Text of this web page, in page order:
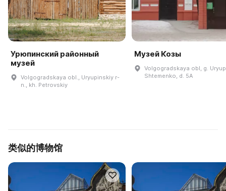
Урюпинский районный
музей
Volgogradskaya obl., Uryupinskiy r-
n., kh. Petrovskiy
Музей Козы
Volgogradskaya obl, g.
Shtemenko, d. 5A
类似的博物馆